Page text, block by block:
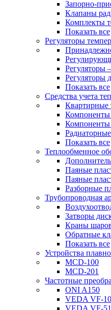
Запорно-
Клапаны
Комплекты
Показать все
Регуляторы
Регуляторы
Регуляторы
Показать все
Средства учета
Квартирные
Компоненты
Показать все
Теплообменное
Паяные
Паяные
Разборные
Трубопроводная
Затворы
Краны
Обратные
Показать все
Устройства
MCD-100
MCD-201
Частотные
ONI A150
VEDA VF-
VEDA VF-51